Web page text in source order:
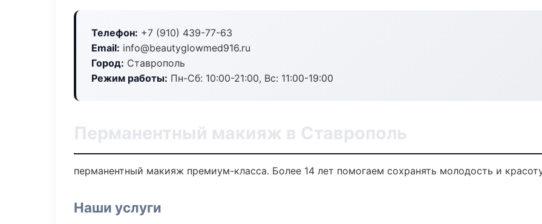
Телефон: +7 (910) 439-77-63
Email: info@beautyglowmed916.ru
Город: Ставрополь
Режим работы: Пн-Сб: 10:00-21:00, Вс: 11:00-19:00
Перманентный макияж в Ставрополь
перманентный макияж премиум-класса. Более 14 лет помогаем сохранять молодость и
Наши услуги